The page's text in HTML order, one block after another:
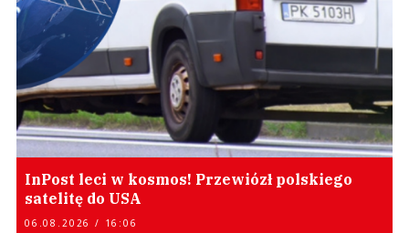
InPost leci w kosmos! Przewiózł polskiego
satelitę do USA
06.08.2026 / 16:06